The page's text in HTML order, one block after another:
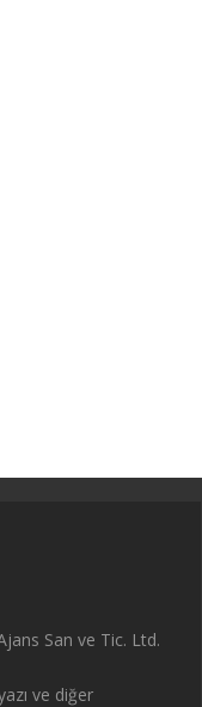
San ve Tic. Ltd.
ve diğer